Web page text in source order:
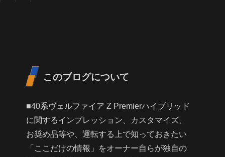
このブログについて
■40系ヴェルファイア Z Premierハイブリッド
に関するインプレッション、カスタマイズ、
お奨め品等や、運転する上で知っておきたい
「ここだけの情報」をオーナー自らが独自の